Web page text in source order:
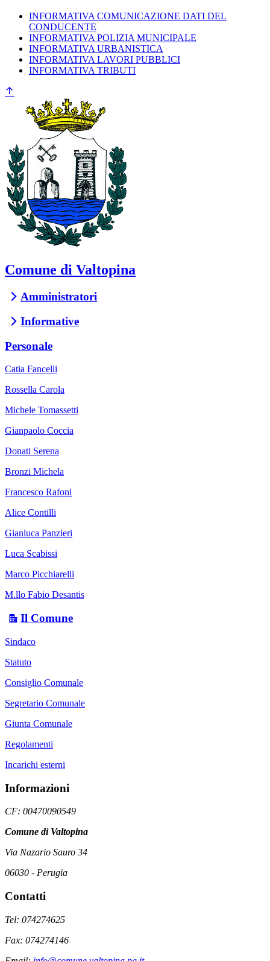
INFORMATIVA COMUNICAZIONE DATI DEL
CONDUCENTE
INFORMATIVA POLIZIA MUNICIPALE
INFORMATIVA URBANISTICA
INFORMATIVA LAVORI PUBBLICI
INFORMATIVA TRIBUTI
Comune di Valtopina
Amministratori
Informative
Personale
Catia Fancelli
Rossella Carola
Michele Tomassetti
Gianpaolo Coccia
Donati Serena
Bronzi Michela
Francesco Rafoni
Alice Contilli
Gianluca Panzieri
Luca Scabissi
Marco Picchiarelli
M.llo Fabio Desantis
Il Comune
Sindaco
Statuto
Consiglio Comunale
Segretario Comunale
Giunta Comunale
Regolamenti
Incarichi esterni
Informazioni
CF: 00470090549
Comune di Valtopina
Via Nazario Sauro 34
06030 - Perugia
Contatti
Tel: 074274625
Fax: 074274146